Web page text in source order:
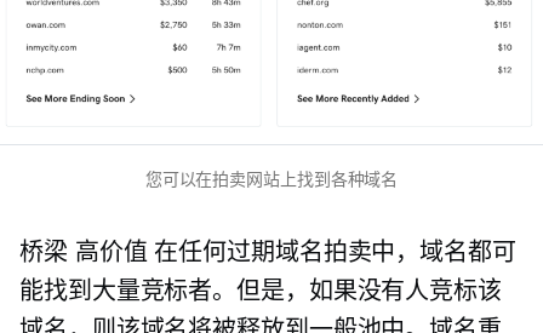
您可以在拍卖网站上找到各种域名
桥梁 高价值 在任何过期域名拍卖中，域名都可
能找到大量竞标者。但是，如果没有人竞标该